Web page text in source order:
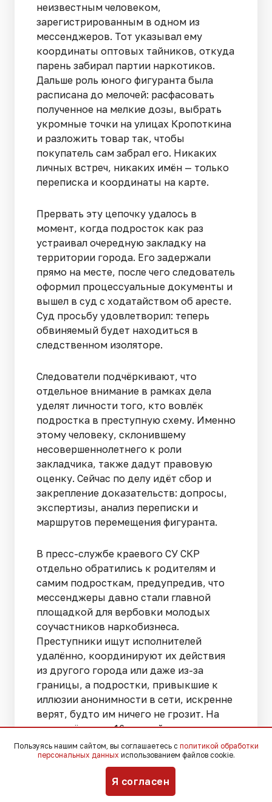
неизвестным человеком,
зарегистрированным в одном из
мессенджеров. Тот указывал ему
координаты оптовых тайников, откуда
парень забирал партии наркотиков.
Дальше роль юного фигуранта была
расписана до мелочей: расфасовать
полученное на мелкие дозы, выбрать
укромные точки на улицах Кропоткина
и разложить товар так, чтобы
покупатель сам забрал его. Никаких
личных встреч, никаких имён — только
переписка и координаты на карте.
Прервать эту цепочку удалось в
момент, когда подросток как раз
устраивал очередную закладку на
территории города. Его задержали
прямо на месте, после чего следователь
оформил процессуальные документы и
вышел в суд с ходатайством об аресте.
Суд просьбу удовлетворил: теперь
обвиняемый будет находиться в
следственном изоляторе.
Следователи подчёркивают, что
отдельное внимание в рамках дела
уделят личности того, кто вовлёк
подростка в преступную схему. Именно
этому человеку, склонившему
несовершеннолетнего к роли
закладчика, также дадут правовую
оценку. Сейчас по делу идёт сбор и
закрепление доказательств: допросы,
экспертизы, анализ переписки и
маршрутов перемещения фигуранта.
В пресс-службе краевого СУ СКР
отдельно обратились к родителям и
самим подросткам, предупредив, что
мессенджеры давно стали главной
площадкой для вербовки молодых
соучастников наркобизнеса.
Преступники ищут исполнителей
удалённо, координируют их действия
из другого города или даже из-за
границы, а подростки, привыкшие к
иллюзии анонимности в сети, искренне
верят, будто им ничего не грозит. На
деле всё иначе: 16-летний раскладчик
юридически считается соисполнителем
группового преступления,
совершённого по предварительному
сговору, и это обстоятельство только
Пользуясь нашим сайтом, вы соглашаетесь с политикой обработки
персональных данных использованием файлов cookie.
Я согласен